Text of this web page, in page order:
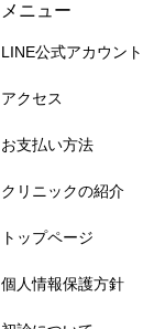
メニュー
LINE公式アカウント
アクセス
お支払い方法
クリニックの紹介
トップページ
個人情報保護方針